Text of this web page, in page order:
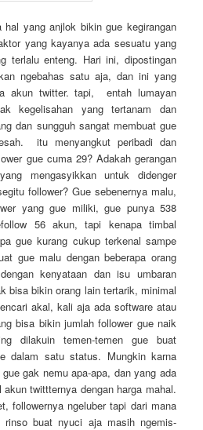
hal yang anjlok bikin gue kegirangan
yang kayanya ada sesuatu yang
terlalu enteng. Hari ini, dipostingan
ngebahas satu aja, dan ini yang
akun twitter. tapi, entah lumayan
kegelisahan yang tertanam dan
dan sungguh sangat membuat gue
itu menyangkut peribadi dan
gue cuma 29? Adakah gerangan
mengasyikkan untuk didenger
follower? Gue sebenernya malu,
yang gue miliki, gue punya 538
56 akun, tapi kenapa timbal
gue kurang cukup terkenal sampe
gue malu dengan beberapa orang
kenyataan dan isu umbaran
bisa bikin orang lain tertarik, minimal
akal, kali aja ada software atau
bisa bikin jumlah follower gue naik
dilakuin temen-temen gue buat
dalam satu status. Mungkin karna
gak nemu apa-apa, dan yang ada
twittternya dengan harga mahal.
followernya ngeluber tapi dari mana
buat nyuci aja masih ngemis-